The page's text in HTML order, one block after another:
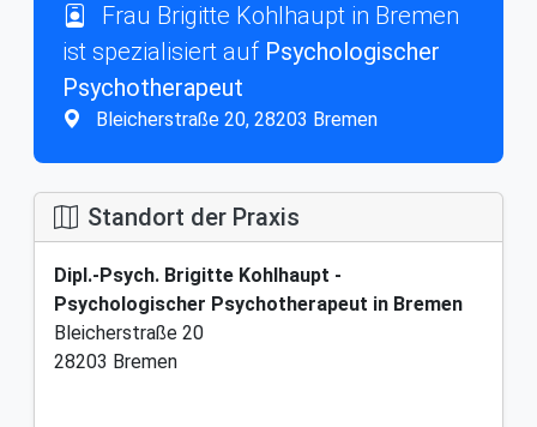
Frau Brigitte Kohlhaupt in Bremen
ist spezialisiert auf Psychologischer
Psychotherapeut
Bleicherstraße 20, 28203 Bremen
Standort der Praxis
Dipl.-Psych. Brigitte Kohlhaupt -
Psychologischer Psychotherapeut in Bremen
Bleicherstraße 20
28203 Bremen